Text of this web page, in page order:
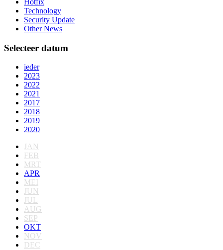
Technology
Security Update
Other News
Selecteer datum
ieder
2023
2022
2021
2017
2018
2019
2020
JAN
FEB
MRT
APR
MEI
JUN
JUL
AUG
SEP
OKT
NOV
DEC